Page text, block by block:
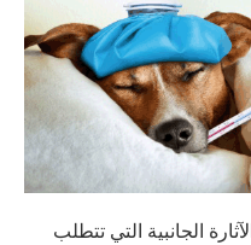
الجانبية التي تتطلب